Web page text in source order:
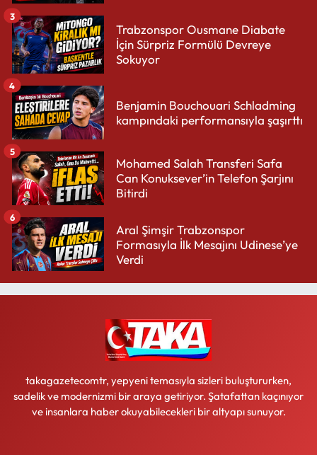
Trabzonspor Ousmane Diabate
İçin Sürpriz Formülü Devreye
Sokuyor
3
Benjamin Bouchouari Schladming
kampındaki performansıyla şaşırttı
4
Mohamed Salah Transferi Safa
Can Konuksever’in Telefon Şarjını
Bitirdi
5
Aral Şimşir Trabzonspor
Formasıyla İlk Mesajını Udinese’ye
Verdi
6
takagazetecomtr, yepyeni temasıyla sizleri buluştururken,
sadelik ve modernizmi bir araya getiriyor. Şatafattan kaçınıyor
ve insanlara haber okuyabilecekleri bir altyapı sunuyor.